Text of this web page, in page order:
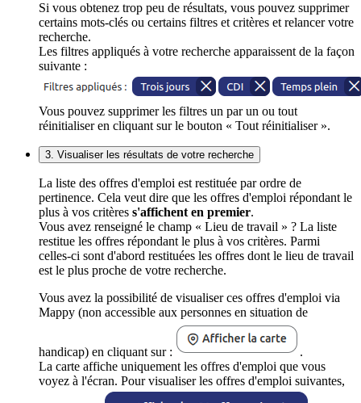
Si vous obtenez trop peu de résultats, vous pouvez supprimer
certains mots-clés ou certains filtres et critères et relancer votre
recherche.
Les filtres appliqués à votre recherche apparaissent de la façon
suivante :
Vous pouvez supprimer les filtres un par un ou tout
réinitialiser en cliquant sur le bouton « Tout réinitialiser ».
3. Visualiser les résultats de votre recherche
La liste des offres d'emploi est restituée par ordre de
pertinence. Cela veut dire que les offres d'emploi répondant le
plus à vos critères s'affichent en premier.
Vous avez renseigné le champ « Lieu de travail » ? La liste
restitue les offres répondant le plus à vos critères. Parmi
celles-ci sont d'abord restituées les offres dont le lieu de travail
est le plus proche de votre recherche.
Vous avez la possibilité de visualiser ces offres d'emploi via
Mappy (non accessible aux personnes en situation de
handicap) en cliquant sur :
.
La carte affiche uniquement les offres d'emploi que vous
voyez à l'écran. Pour visualiser les offres d'emploi suivantes,